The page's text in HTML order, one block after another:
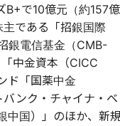
で10億元（約157億
である「招銀国際
銀電信基金（CMB-
中金資本（CICC
ド「国薬中金
ンク・チャイナ・ベ
中国）」のほか、新